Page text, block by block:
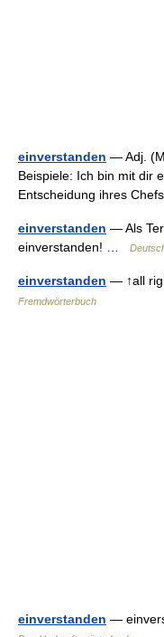
einverstanden — Adj.
Beispiele: Ich bin mit dir
Entscheidung ihres
einverstanden — Als
einverstanden! …
einverstanden — ↑all
Fremdwörterbuch
einverstanden —